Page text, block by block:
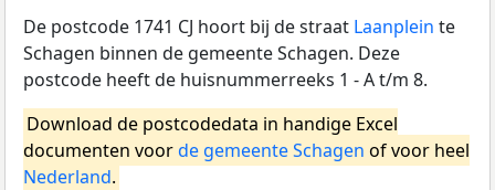
De postcode 1741 CJ hoort bij de straat Laanplein te
Schagen binnen de gemeente Schagen. Deze
postcode heeft de huisnummerreeks 1 - A t/m 8.
Download de postcodedata in handige Excel
documenten voorde gemeente Schagen of voor heel
Nederland.